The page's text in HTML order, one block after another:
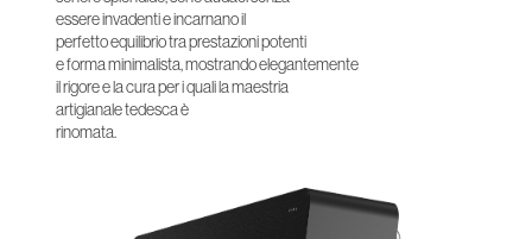
essere invadenti e incarnano il
perfetto equilibrio tra prestazioni potenti
e forma minimalista, mostrando elegantemente
il rigore e la cura per i quali la maestria
artigianale tedesca è
rinomata.